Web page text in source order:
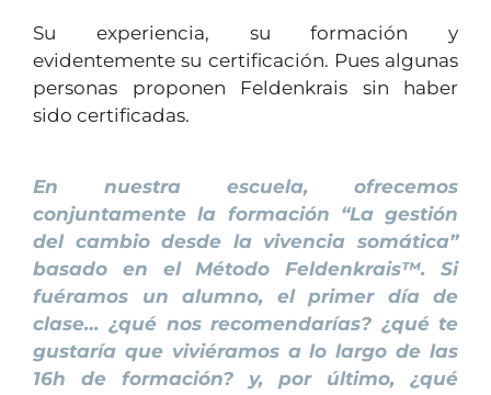
Su experiencia, su formación y
evidentemente su certificación. Pues algunas
personas proponen Feldenkrais sin haber
sido certificadas.
En nuestra escuela, ofrecemos
conjuntamente la formación “La gestión
del cambio desde la vivencia somática”
basado en el Método Feldenkrais™. Si
fuéramos un alumno, el primer día de
clase… ¿qué nos recomendarías? ¿qué te
gustaría que viviéramos a lo largo de las
16h de formación? y, por último, ¿qué